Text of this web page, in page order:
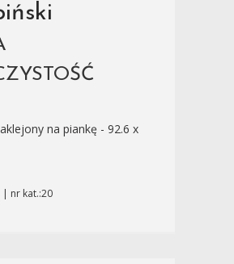
na piankę - 92.6 x
| nr kat.:20